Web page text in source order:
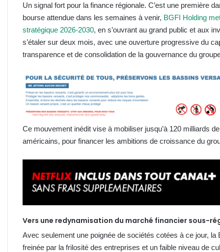
Un signal fort pour la finance régionale. C’est une première
bourse attendue dans les semaines à venir, BGFI Holding
stratégique 2026-2030, en s’ouvrant au grand public et aux
s’étaler sur deux mois, avec une ouverture progressive du
transparence et de consolidation de la gouvernance du
Ce mouvement inédit vise à mobiliser jusqu’à 120 milliards
américains, pour financer les ambitions de croissance du
Vers une redynamisation du marché financier sous-
Avec seulement une poignée de sociétés cotées à ce jour,
freinée par la frilosité des entreprises et un faible niveau de